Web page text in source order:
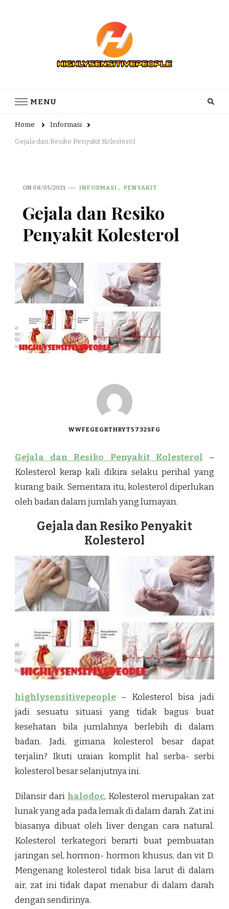
komunitas Orang Dengan
Penderita Sensitifitas yang tTnggi
MENU
Home Informasi
Gejala dan Resiko Penyakit Kolesterol
ON 08/05/2021 INFORMASI PENYAKIT
Gejala dan Resiko
Penyakit Kolesterol
WWFEGEGRTHRYT5732SFG
Gejala dan Resiko Penyakit Kolesterol –
Kolesterol kerap kali dikira selaku perihal yang
kurang baik. Sementara itu, kolesterol diperlukan
oleh badan dalam jumlah yang lumayan.
Gejala dan Resiko Penyakit
Kolesterol
highlysensitivepeople – Kolesterol bisa jadi
jadi sesuatu situasi yang tidak bagus buat
kesehatan bila jumlahnya berlebih di dalam
badan. Jadi, gimana kolesterol besar dapat
terjalin? Ikuti uraian komplit hal serba- serbi
kolesterol besar selanjutnya ini.
Dilansir dari halodoc, Kolesterol merupakan zat
lunak yang ada pada lemak di dalam darah. Zat ini
biasanya dibuat oleh liver dengan cara natural.
Kolesterol terkategori berarti buat pembuatan
jaringan sel, hormon- hormon khusus, dan vit D.
Mengenang kolesterol tidak bisa larut di dalam
air, zat ini tidak dapat menabur di dalam darah
dengan sendirinya.